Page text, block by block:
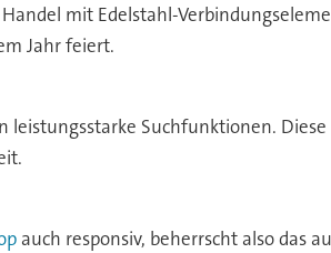
mit Edelstahl-
Jahr feiert.
leistungsstarke Suchfunktionen.
auch responsiv, beherrscht also das